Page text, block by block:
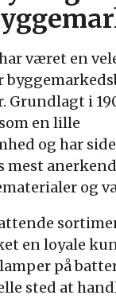
været en
Grundlagt i
en lille
og har
mest
og
en loyale
på
sted at